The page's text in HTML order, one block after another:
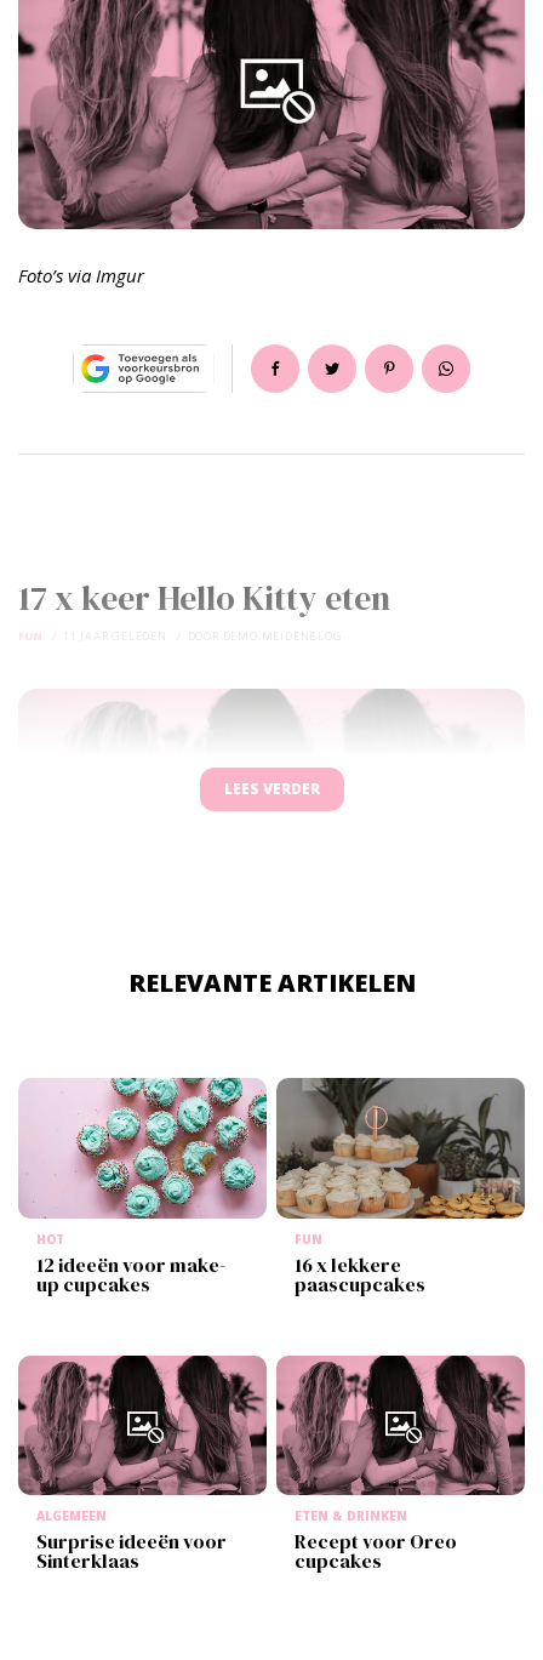
Foto’s via Imgur
17 x keer Hello Kitty eten
FUN
LEES VERDER
RELEVANTE ARTIKELEN
HOT
12 ideeën voor make-
up cupcakes
FUN
16 x lekkere
paascupcakes
ALGEMEEN
Surprise ideeën voor
Sinterklaas
ETEN & DRINKEN
Recept voor Oreo
cupcakes